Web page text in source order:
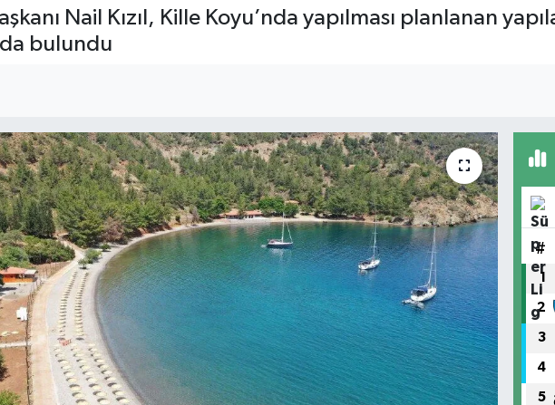
Nail Kızıl, Kille Koyu’nda yapılması planlanan
bulundu
#
1
2
3
4
5